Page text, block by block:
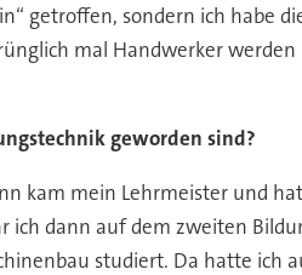
getroffen, sondern ich habe
mal Handwerker
geworden sind?
kam mein Lehrmeister und
dann auf dem zweiten
studiert. Da hatte ich